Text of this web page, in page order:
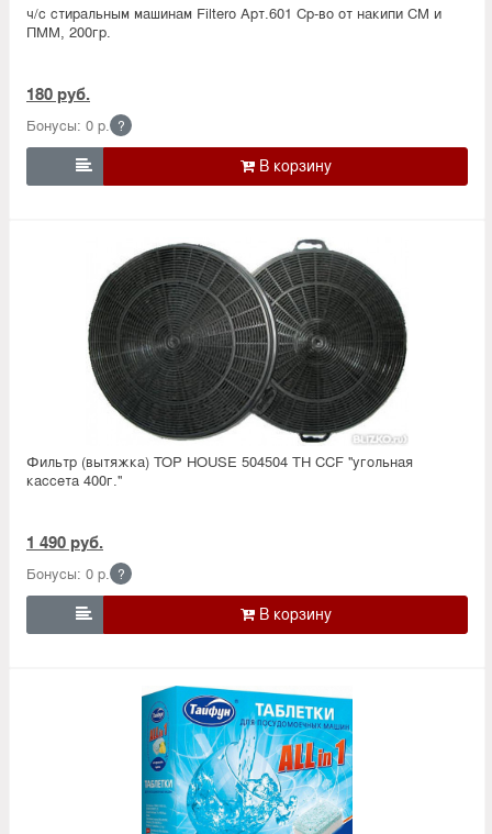
ч/с стиральным машинам Filtero Арт.601 Ср-во от накипи СМ и
ПММ, 200гр.
180 руб.
Бонусы: 0 р. ?

Фильтр (вытяжка) TOP HOUSE 504504 TH CCF ''угольная
кассета 400г.''
1 490 руб.
Бонусы: 0 р. ?
